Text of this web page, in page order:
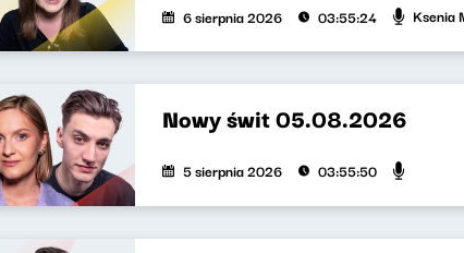
6 sierpnia 2026 03:55:24 Ksenia
Nowy świt 05.08.2026
5 sierpnia 2026 03:55:50